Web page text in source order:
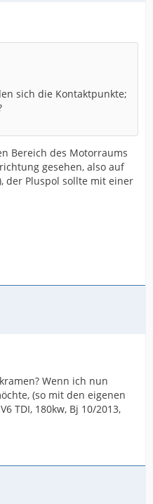
sich die Kontaktpunkte;
Bereich des Motorraums
gesehen, also auf
der Pluspol sollte mit einer
Wenn ich nun
(so mit den eigenen
TDI, 180kw, Bj 10/2013,